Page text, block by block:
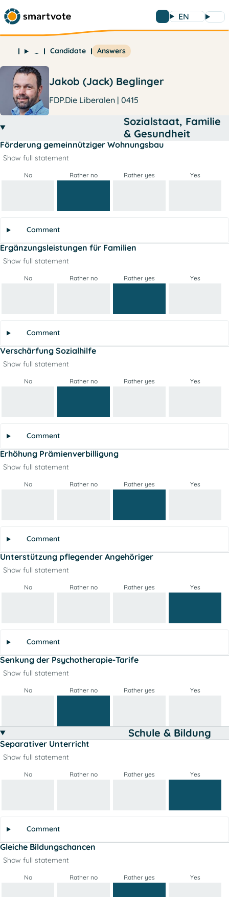
EN
… Candidate Answers
Jakob (Jack) Beglinger
FDP.Die Liberalen | 0415
Sozialstaat, Familie
& Gesundheit
Förderung gemeinnütziger Wohnungsbau
Show full statement
No Rather no Rather yes Yes
Comment
Ergänzungsleistungen für Familien
Show full statement
No Rather no Rather yes Yes
Comment
Verschärfung Sozialhilfe
Show full statement
No Rather no Rather yes Yes
Comment
Erhöhung Prämienverbilligung
Show full statement
No Rather no Rather yes Yes
Comment
Unterstützung pflegender Angehöriger
Show full statement
No Rather no Rather yes Yes
Comment
Senkung der Psychotherapie-Tarife
Show full statement
No Rather no Rather yes Yes
Schule & Bildung
Separativer Unterricht
Show full statement
No Rather no Rather yes Yes
Comment
Gleiche Bildungschancen
Show full statement
No Rather no Rather yes Yes